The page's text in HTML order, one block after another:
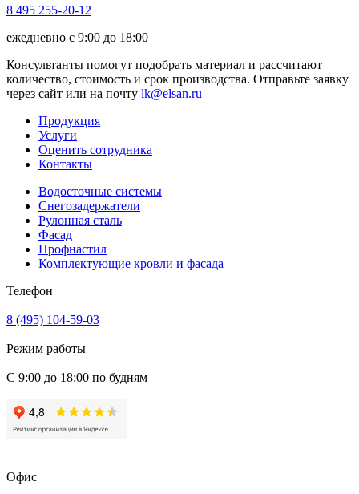
8 495 255-20-12
ежедневно с 9:00 до 18:00
Консультанты помогут подобрать материал и рассчитают
количество, стоимость и срок производства. Отправьте заявку
через сайт или на почту lk@elsan.ru
Продукция
Услуги
Оценить сотрудника
Контакты
Водосточные системы
Снегозадержатели
Рулонная сталь
Фасад
Профнастил
Комплектующие кровли и фасада
Телефон
8 (495) 104-59-03
Режим работы
С 9:00 до 18:00 по будням
Офис